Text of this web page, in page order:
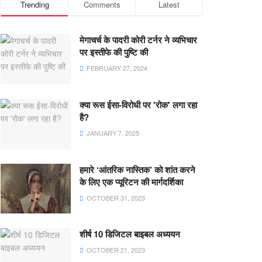
Trending Comments Latest
मेगाचर्च के पादरी कोरी टर्नर ने व्यभिचार
पर इस्तीफे की पुष्टि की
FEBRUARY 27, 2024
क्या रूस ईसा-विरोधी पर 'रोक' लगा रहा
है?
JANUARY 7, 2025
हमारे ‘आंतरिक नास्तिक’ को शांत करने
के लिए एक प्यूरिटन की मार्गदर्शिका
OCTOBER 31, 2023
शीर्ष 10 डिजिटल बाइबल अध्ययन
OCTOBER 21, 2023